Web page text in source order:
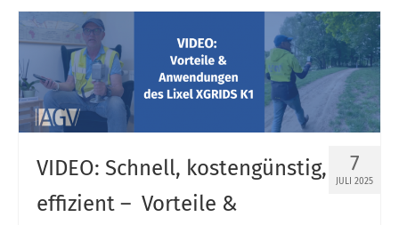
Ingenieurvermessung
Fotorealistische & messbare
Punktwolken mit Gaussian Splatting
Beitrag zu den erneuerbaren Energien
Vermessung für Photovoltaikanlagen
Vermessung für Windkraftanlagen
Schnurgerüst für Baustelle
7
JULI 2025
VIDEO: Schnell, kostengünstig,
effizient – Vorteile &